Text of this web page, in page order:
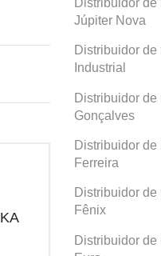
Distribuidor de
Prosperidade
Júpiter Nova
Distribuidor
Industrial
Distribuidor
Gonçalves
Distribuidor
Ferreira
Distribuidor
Fênix
Distribuidor